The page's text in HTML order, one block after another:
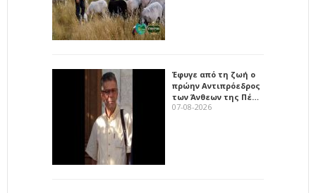
Έφυγε από τη ζωή ο
πρώην Αντιπρόεδρος
των Άνθεων της Πέ…
07-08-2026